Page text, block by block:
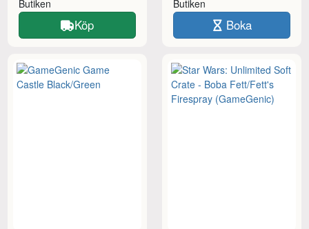
Butiken
Köp
Butiken
Boka